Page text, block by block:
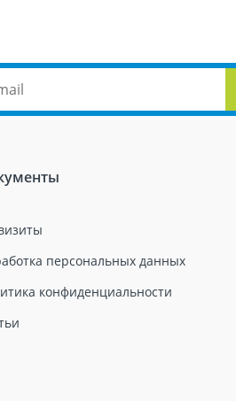
персональных данных
конфиденциальности